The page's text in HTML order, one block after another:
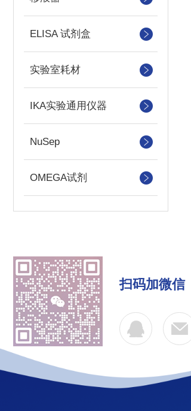
ELISA 试剂盒
实验室耗材
IKA实验通用仪器
NuSep
OMEGA试剂
扫码加微信